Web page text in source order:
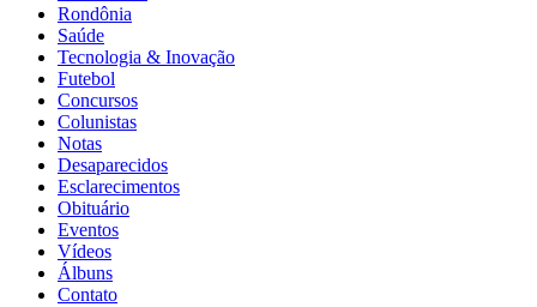
Rondônia
Saúde
Tecnologia & Inovação
Futebol
Concursos
Colunistas
Notas
Desaparecidos
Esclarecimentos
Obituário
Eventos
Vídeos
Álbuns
Contato